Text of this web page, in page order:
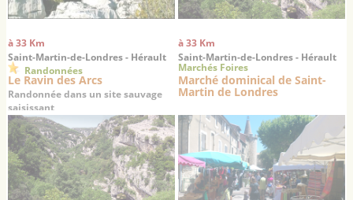
à 33 Km
Saint-Martin-de-Londres - Hérault
Randonnées
Le Ravin des Arcs
Randonnée dans un site sauvage
saisissant
à 33 Km
Saint-Martin-de-Londres - Hérault
Marchés Foires
Marché dominical de Saint-
Martin de Londres